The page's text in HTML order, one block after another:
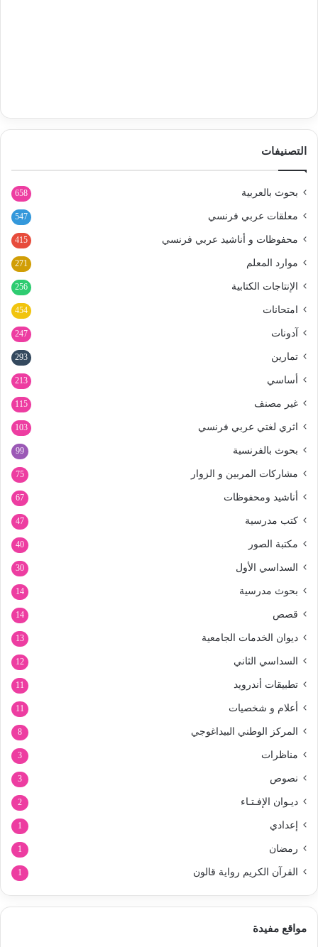
التصنيفات
بحوث بالعربية 658
معلقات عربي فرنسي 547
محفوظات و أناشيد عربي فرنسي 415
موارد المعلم 271
الإنتاجات الكتابية 256
امتحانات 454
آدونات 247
تمارين 293
أساسي 213
غير مصنف 115
اثري لغتي عربي فرنسي 103
بحوث بالفرنسية 99
مشاركات المربين و الزوار 75
أناشيد ومحفوظات 67
كتب مدرسية 47
مكتبة الصور 40
السداسي الأول 30
بحوث مدرسية 14
قصص 14
ديوان الخدمات الجامعية 13
السداسي الثاني 12
تطبيقات أندرويد 11
أعلام و شخصيات 11
المركز الوطني البيداغوجي 8
مناظرات 3
نصوص 3
ديـوان الإفـتـاء 2
إعدادي 1
رمضان 1
القرآن الكريم رواية قالون 1
مواقع مفيدة